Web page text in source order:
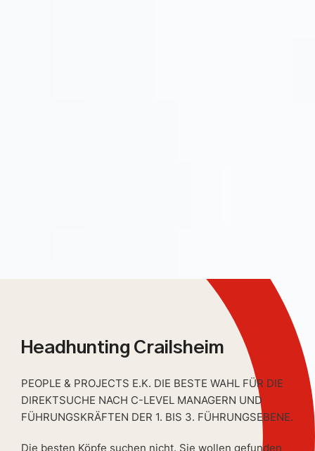
Headhunting Crailsheim
PEOPLE & PROJECTS E.K. DIE BESTE WAHL FÜR DIE
DIREKTSUCHE NACH C-LEVEL MANAGERN UND
FÜHRUNGSKRÄFTEN DER 1. BIS 3. FÜHRUNGSEBENE.
Die besten Köpfe suchen nicht. Sie wollen gefunden